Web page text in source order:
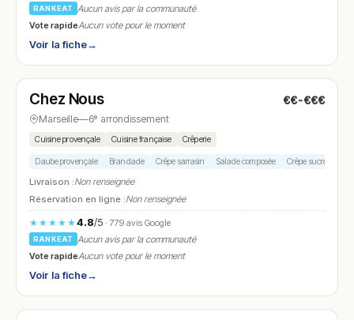
RANKEAT
Aucun avis par la communauté
Vote rapideAucun vote pour le moment
Voir la fiche→
N° 6
Chez Nous €€-€€€
Marseille—6ᵉ arrondissement
Cuisine provençale Cuisine française Crêperie
Daube provençale Brandade Crêpe sarrasin Salade composée Crêpe sucrée
Livraison :Non renseignée
Réservation en ligne :Non renseignée
★★★★★4.8/5· 779 avis Google
RANKEAT
Aucun avis par la communauté
Vote rapideAucun vote pour le moment
Voir la fiche→